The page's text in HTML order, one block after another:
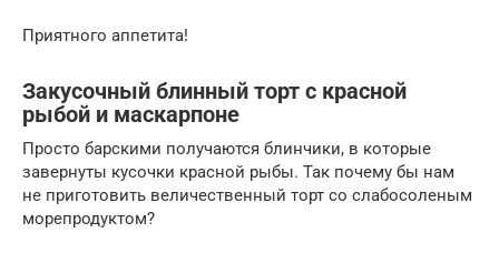
Приятного аппетита!
Закусочный блинный торт с красной
рыбой и маскарпоне
Просто барскими получаются блинчики, в которые
завернуты кусочки красной рыбы. Так почему бы нам
не приготовить величественный торт со слабосоленым
морепродуктом?